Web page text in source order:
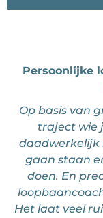
Persoonlijke
Op basis van
traject wie
daadwerkelijk
gaan staan
doen. En
Het laat veel